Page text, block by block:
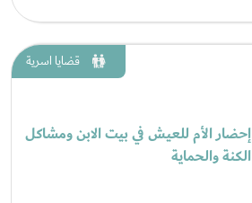
قضايا اسرية
إحضار الأم للعيش في بيت الابن ومشاكل
الكنة والحماية